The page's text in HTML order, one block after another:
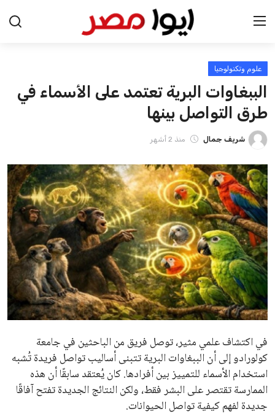
الرئيسية
اخبار مصر
عرب وعالم
اقتصاد
اخبار الرياضة
منوعات
فن وثقافة
علوم وتكنولوجيا
المرأة والجمال
حوادث
محافظات
علوم وتكنولوجيا
الببغاوات البرية تعتمد على الأسماء في
طرق التواصل بينها
شريف جمال منذ 2 أشهر
في اكتشاف علمي مثير، توصل فريق من الباحثين في جامعة
كولورادو إلى أن الببغاوات البرية تتبنى أساليب تواصل فريدة تُشبه
استخدام الأسماء للتمييز بين أفرادها. كان يُعتقد سابقًا أن هذه
الممارسة تقتصر على البشر فقط، ولكن النتائج الجديدة تفتح آفاقًا
جديدة لفهم كيفية تواصل الحيوانات.